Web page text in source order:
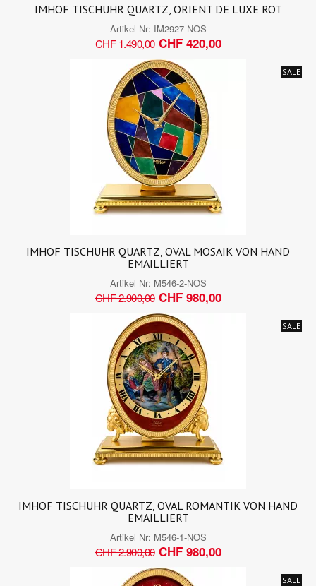
IMHOF TISCHUHR QUARTZ, ORIENT DE LUXE ROT
Artikel Nr: IM2927-NOS
CHF 1.490,00 CHF 420,00
SALE
IMHOF TISCHUHR QUARTZ, OVAL MOSAIK VON HAND
EMAILLIERT
Artikel Nr: M546-2-NOS
CHF 2.900,00 CHF 980,00
SALE
IMHOF TISCHUHR QUARTZ, OVAL ROMANTIK VON HAND
EMAILLIERT
Artikel Nr: M546-1-NOS
CHF 2.900,00 CHF 980,00
SALE